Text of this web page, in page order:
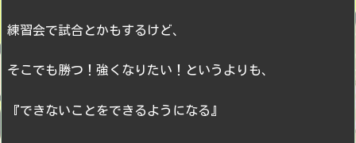
練習会で試合とかもするけど、
そこでも勝つ！強くなりたい！というよりも、
『できないことをできるようになる』